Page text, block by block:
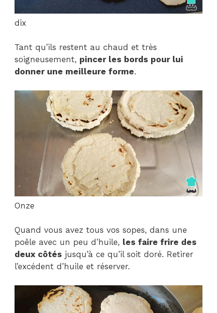
dix
Tant qu’ils restent au chaud et très
soigneusement, pincer les bords pour lui
donner une meilleure forme.
Onze
Quand vous avez tous vos sopes, dans une
poêle avec un peu d’huile, les faire frire des
deux côtés jusqu’à ce qu’il soit doré. Retirer
l’excédent d’huile et réserver.